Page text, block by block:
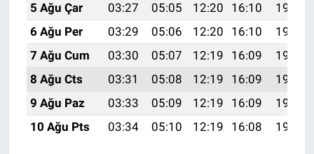
5 Ağu Çar
03:27 05:05 12:20 16:10
19:24
6 Ağu Per
03:29 05:06 12:20 16:10
19:23
7 Ağu Cum
03:30 05:07 12:19 16:09
19:22
8 Ağu Cts
03:31 05:08 12:19 16:09
19:21
9 Ağu Paz
03:33 05:09 12:19 16:09
19:20
10 Ağu Pts
03:34 05:10 12:19 16:08 19:18